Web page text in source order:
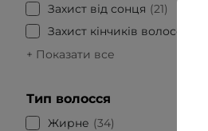
Захист від сонця
21
Захист кінчиків волосся
+ Показати все
Тип волосся
Жирне
34